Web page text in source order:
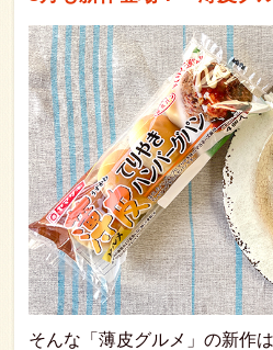
そんな「薄皮グルメ」の新作